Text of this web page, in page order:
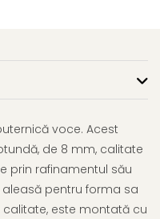
voce. Acest
de 8 mm, calitate
prin rafinamentul său
aleasă pentru forma sa
este montată cu